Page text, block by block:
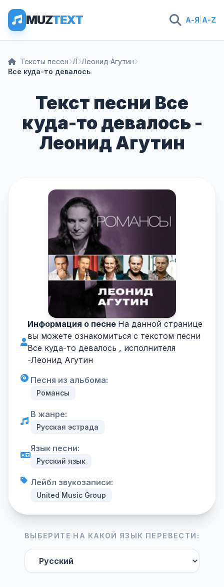
MUZTEXT А-Я A-Z
Тексты песен Л Леонид Агутин
Все куда-то девалось
Текст песни Все
куда-то девалось -
Леонид Агутин
Информация о песне На данной странице
вы можете ознакомиться с текстом песни
Все куда-то девалось , исполнителя
-Леонид Агутин
Песня из альбома:
Романсы
В жанре:
Русская эстрада
Язык песни:
Русский язык
Лейбл звукозаписи:
United Music Group
ВЫБЕРИТЕ НА КАКОЙ ЯЗЫК ПЕРЕВЕСТИ: